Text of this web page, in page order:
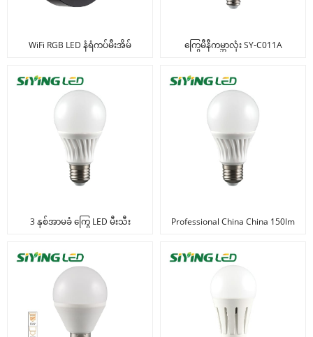
WiFi RGB LED နံရံကပ်မီးအိမ် ကြွေမီနီကမ္ဘာလုံး SY-C011A
3 နှစ်အာမခံ ကြွေ LED မီးသီး
Professional China China 150lm